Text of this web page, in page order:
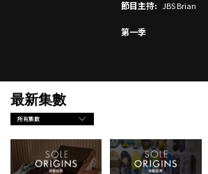
第一季
節目主持: JBS Brian
最新集數
所有集數